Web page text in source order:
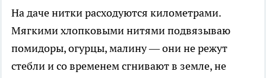
На даче нитки расходуются километрами.
Мягкими хлопковыми нитями подвязываю
помидоры, огурцы, малину — они не режут
стебли и со временем сгнивают в земле, не